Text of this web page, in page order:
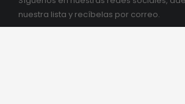
nuestra lista y recíbelas por correo.